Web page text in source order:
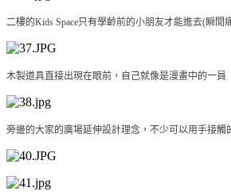
二樓的Kids Space只有學齡前的小朋友才能進去(瞬間
木製道具直接出現在眼前，自己就像是漫畫中的一員
旁邊的大家的廣場延伸設計理念，不少可以用手接觸